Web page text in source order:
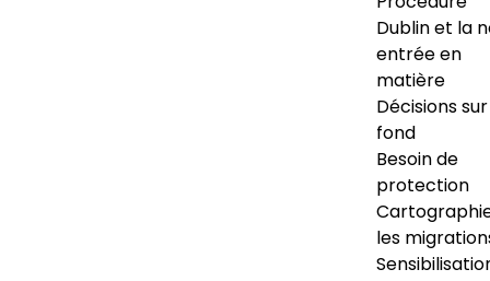
Dublin et la
entrée en
matière
Décisions
fond
Besoin de
protection
les